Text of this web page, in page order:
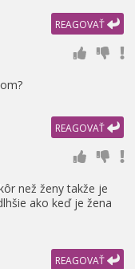
REAGOVAŤ
REAGOVAŤ
než ženy takže je
ako keď je žena
REAGOVAŤ